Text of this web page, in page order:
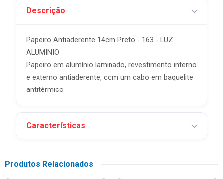
Descrição
Papeiro Antiaderente 14cm Preto - 163 - LUZ
ALUMINIO
Papeiro em alumínio laminado, revestimento interno
e externo antiaderente, com um cabo em baquelite
antitérmico
Características
Produtos Relacionados